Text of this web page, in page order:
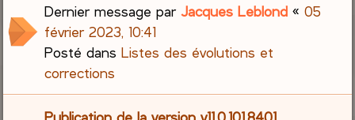
Dernier message parJacques Leblond «05
février 2023, 10:41
Posté dansListes des évolutions et
corrections